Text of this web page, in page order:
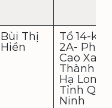
Bùi Thị
Hiền
Tổ 14-khu
2A-
Cao
Thành
Hạ Long-
Tỉnh
Ninh